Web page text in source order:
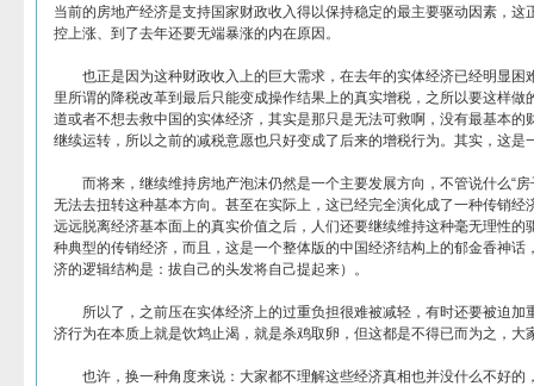
当前的房地产经济是支持国家财政收入得以保持稳定的最主要驱动因素，这
控上涨、到了去年还要无端暴涨的内在原因。
也正是因为这种财政收入上的巨大需求，在去年的实体经济已经明显困
里所谓的降税改革到最后只能变成操作结果上的真实增税，之所以要这样做
道或者不想去救中国的实体经济，其实是那只是无法可救啊，没有最基本的
继续运转，所以之前的减税意愿也只好变成了后来的增税行为。其实，这是
而将来，继续维持房地产泡沫仍然是一个主要发展方向，不管说什么“房
无法去扭转这种基本方向。甚至在实际上，这已经完全演化成了一种传销经
远远脱离经济基本面上的真实价值之后，人们还要继续维持这种毫无理性的
种典型的传销经济，而且，这是一个整体版的中国经济结构上的郁金香神话
济的逻辑结构是：拔自己的头发将自己提起来）。
所以了，之前压在实体经济上的过重负担很难被减轻，有时还要被迫加
济行为在本质上就是饮鸩止渴，就是杀鸡取卵，但这都是不得已而为之，大
也许，换一种角度来说：大家都不理解这些经济真相也并没什么不好的